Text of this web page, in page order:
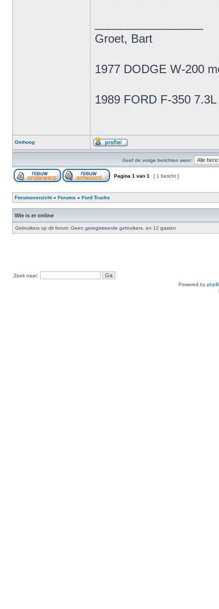
Groet, Bart
1977 DODGE W-200
1989 FORD F-350
Omhoog
Geef de vorige berichten weer:
Pagina 1 van 1 [ 1 bericht ]
Forumoverzicht» Forums » Ford Trucks
Wie is er online
Gebruikers op dit forum: Geen geregistreerde gebruikers. en 12 gasten
Zoek naar:
Powered by